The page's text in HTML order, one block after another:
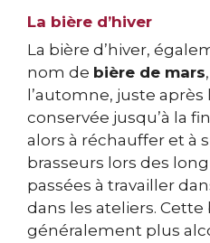
La bière d’hiver
La bière d’hiver,
nom de bière de mars
l’automne, juste
conservée jusqu’à la
alors à réchauffer et à
brasseurs lors des
passées à travailler
dans les ateliers. Cette
généralement plus